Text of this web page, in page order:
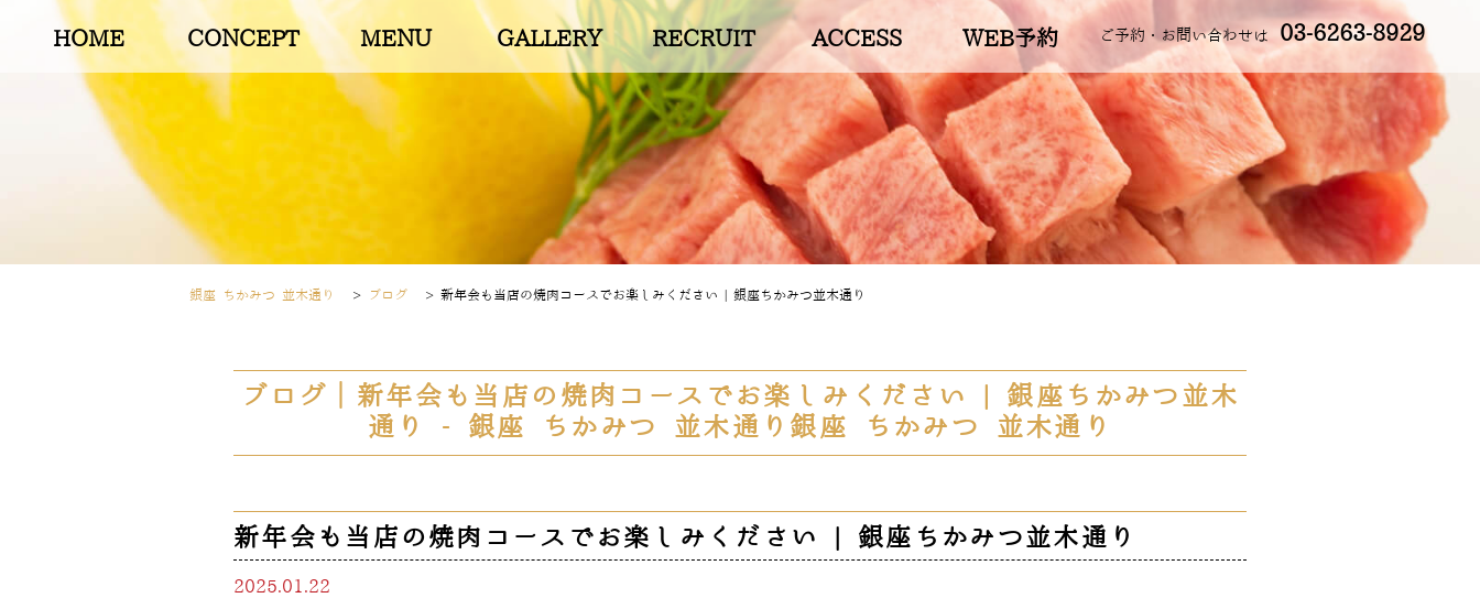
HOME CONCEPT MENU GALLERY RECRUIT ACCESS WEB予約 ご予約・お問い合わせは 03-6263-8929
銀座 ちかみつ 並木通り > ブログ > 新年会も当店の焼肉コースでお楽しみください | 銀座ちかみつ並木通り
ブログ｜新年会も当店の焼肉コースでお楽しみください | 銀座ちかみつ並木
通り - 銀座 ちかみつ 並木通り銀座 ちかみつ 並木通り
新年会も当店の焼肉コースでお楽しみください | 銀座ちかみつ並木通り
2025.01.22